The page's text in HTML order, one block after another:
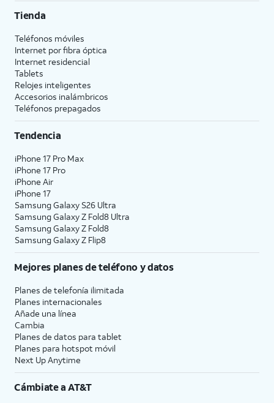
Tienda
Teléfonos móviles
Internet por fibra óptica
Internet residencial
Tablets
Relojes inteligentes
Accesorios inalámbricos
Teléfonos prepagados
Tendencia
iPhone 17 Pro Max
iPhone 17 Pro
iPhone Air
iPhone 17
Samsung Galaxy S26 Ultra
Samsung Galaxy Z Fold8 Ultra
Samsung Galaxy Z Fold8
Samsung Galaxy Z Flip8
Mejores planes de teléfono y datos
Planes de telefonía ilimitada
Planes internacionales
Añade una línea
Cambia
Planes de datos para tablet
Planes para hotspot móvil
Next Up Anytime
Cámbiate aAT&T